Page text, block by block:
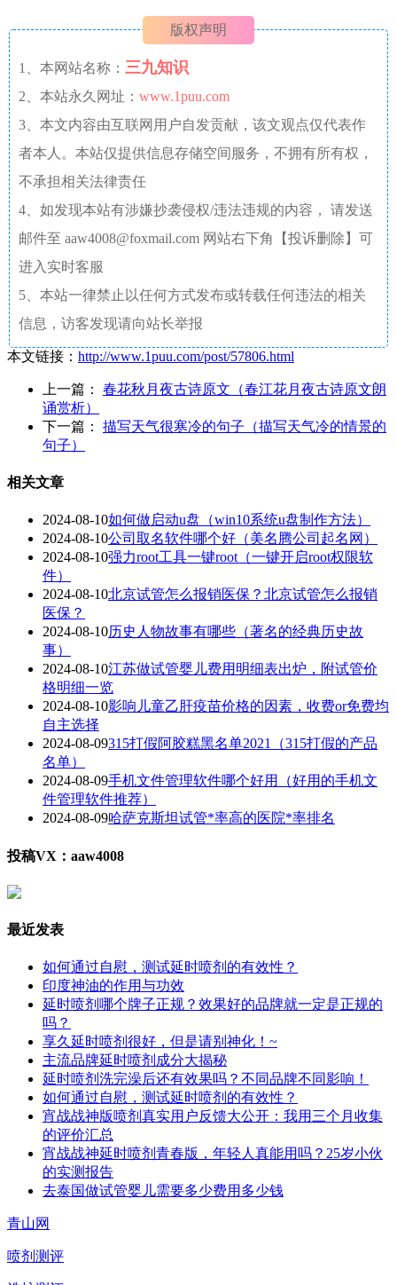
版权声明
1、本网站名称： 三九知识
2、本站永久网址： www.1puu.com
3、本文内容由互联网用户自发贡献，该文观点仅代表作
者本人。本站仅提供信息存储空间服务，不拥有所有权，
不承担相关法律责任
4、如发现本站有涉嫌抄袭侵权/违法违规的内容， 请发送
邮件至 aaw4008@foxmail.com 网站右下角【投诉删除】可
进入实时客服
5、本站一律禁止以任何方式发布或转载任何违法的相关
信息，访客发现请向站长举报
本文链接： http://www.1puu.com/post/57806.html
上一篇： 春花秋月夜古诗原文（春江花月夜古诗原文朗
诵赏析）
下一篇： 描写天气很寒冷的句子（描写天气冷的情景的
句子）
相关文章
2024-08-10如何做启动u盘（win10系统u盘制作方法）
2024-08-10公司取名软件哪个好（美名腾公司起名网）
2024-08-10强力root工具一键root（一键开启root权限软
件）
2024-08-10北京试管怎么报销医保？北京试管怎么报销
医保？
2024-08-10历史人物故事有哪些（著名的经典历史故
事）
2024-08-10江苏做试管婴儿费用明细表出炉，附试管价
格明细一览
2024-08-10影响儿童乙肝疫苗价格的因素，收费or免费均
自主选择
2024-08-09315打假阿胶糕黑名单2021（315打假的产品
名单）
2024-08-09手机文件管理软件哪个好用（好用的手机文
件管理软件推荐）
2024-08-09哈萨克斯坦试管*率高的医院*率排名
投稿VX：aaw4008
最近发表
如何通过自慰，测试延时喷剂的有效性？
印度神油的作用与功效
延时喷剂哪个牌子正规？效果好的品牌就一定是正规的
吗？
享久延时喷剂很好，但是请别神化！~
主流品牌延时喷剂成分大揭秘
延时喷剂洗完澡后还有效果吗？不同品牌不同影响！
如何通过自慰，测试延时喷剂的有效性？
宵战战神版喷剂真实用户反馈大公开：我用三个月收集
的评价汇总
宵战战神延时喷剂青春版，年轻人真能用吗？25岁小伙
的实测报告
去泰国做试管婴儿需要多少费用多少钱
青山网
喷剂测评